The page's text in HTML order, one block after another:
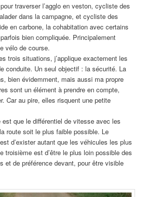
traverser l’agglo en veston, cycliste des
dans la campagne, et cycliste des
en carbone, la cohabitation avec certains
bien compliquée. Principalement
vélo de course.
trois situations, j’applique exactement les
conduite. Un seul objectif : la sécurité. La
bien évidemment, mais aussi ma propre
sont un élément à prendre en compte,
Car au pire, elles risquent une petite
est que le différentiel de vitesse avec les
route soit le plus faible possible. Le
d’exister autant que les véhicules les plus
troisième est d’être le plus loin possible des
et de préférence devant, pour être visible